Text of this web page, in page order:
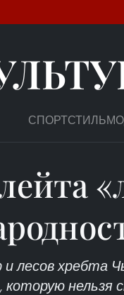
СПОРТСТИЛЬ
лесов хребта
нельзя